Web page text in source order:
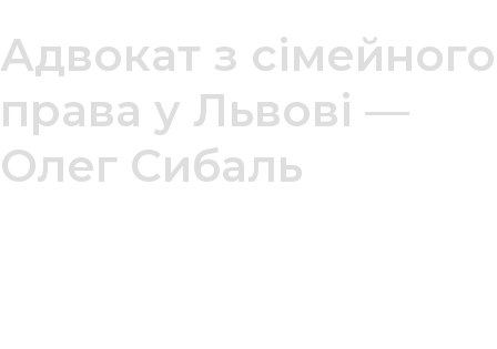
Адвокат з сімейного
права у Львові —
Олег Сибаль